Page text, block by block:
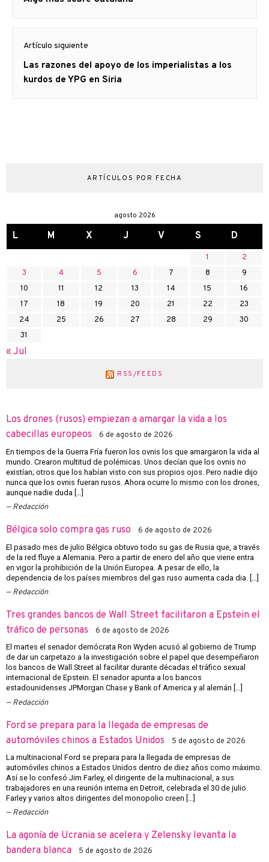
Artículo siguiente
Artículo
siguiente:
Las razones del apoyo de los imperialistas a los
kurdos de YPG en Siria
ARTÍCULOS POR FECHA
agosto 2026
L M X J V S D
1
2
3
4 5 6 7 8
9
10
11 12 13 14 15
16
17
18 19 20 21 22
23
24
25 26 27 28 29
30
31
« Jul
RSS/FEEDS
Los drones (rusos) empiezan a amargar la vida a los
cabecillas europeos
6 de agosto de 2026
En tiempos de la Guerra Fría fueron los ovnis los que amargaron la vida al
mundo. Crearon multitud de polémicas. Unos decían que los ovnis no
existían; otros que los habían visto con sus propios ojos. Pero nadie dijo
nunca que los ovnis fueran rusos. Ahora ocurre lo mismo con los drones,
aunque nadie duda […]
Redacción
Bélgica solo compra gas ruso 6 de agosto de 2026
El pasado mes de julio Bélgica obtuvo todo su gas de Rusia que, a través
de la red fluye a Alemania. Pero a partir de enero del año que viene entra
en vigor la prohibición de la Unión Europea. A pesar de ello, la
dependencia de los países miembros del gas ruso aumenta cada dia. […]
Redacción
Tres grandes bancos de Wall Street facilitaron a Epstein el
tráfico de personas
6 de agosto de 2026
El martes el senador demócrata Ron Wyden acusó al gobierno de Trump
de dar un carpetazo a la investigación sobre el papel que desempeñaron
los bancos de Wall Street al facilitar durante décadas el tráfico sexual
internacional de Epstein. El senador apunta a los bancos
estadounidenses JPMorgan Chase y Bank of America y al alemán […]
Redacción
Ford se prepara para la llegada de empresas de
automóviles chinos a Estados Unidos
5 de agosto de 2026
La multinacional Ford se prepara para la llegada de empresas de
automóviles chinos a Estados Unidos dentro de diez años como máximo.
Así se lo confesó Jim Farley, el dirigente de la multinacional, a sus
trabajadores en una reunión interna en Detroit, celebrada el 30 de julio.
Farley y varios altos dirigentes del monopolio creen […]
Redacción
La agonía de Ucrania se acelera y Zelensky levanta la
bandera blanca
5 de agosto de 2026